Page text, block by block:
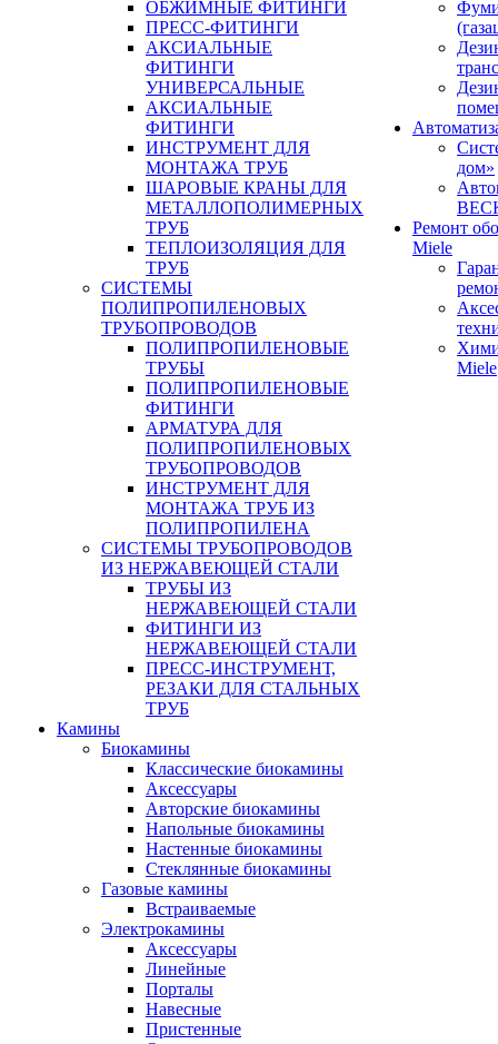
ОБЖИМНЫЕ ФИТИНГИ
ПРЕСС-ФИТИНГИ
АКСИАЛЬНЫЕ
ФИТИНГИ
УНИВЕРСАЛЬНЫЕ
АКСИАЛЬНЫЕ
ФИТИНГИ
ИНСТРУМЕНТ ДЛЯ
МОНТАЖА ТРУБ
ШАРОВЫЕ КРАНЫ ДЛЯ
МЕТАЛЛОПОЛИМЕРНЫХ
ТРУБ
ТЕПЛОИЗОЛЯЦИЯ ДЛЯ
ТРУБ
СИСТЕМЫ
ПОЛИПРОПИЛЕНОВЫХ
ТРУБОПРОВОДОВ
ПОЛИПРОПИЛЕНОВЫЕ
ТРУБЫ
ПОЛИПРОПИЛЕНОВЫЕ
ФИТИНГИ
АРМАТУРА ДЛЯ
ПОЛИПРОПИЛЕНОВЫХ
ТРУБОПРОВОДОВ
ИНСТРУМЕНТ ДЛЯ
МОНТАЖА ТРУБ ИЗ
ПОЛИПРОПИЛЕНА
СИСТЕМЫ ТРУБОПРОВОДОВ
ИЗ НЕРЖАВЕЮЩЕЙ СТАЛИ
ТРУБЫ ИЗ
НЕРЖАВЕЮЩЕЙ СТАЛИ
ФИТИНГИ ИЗ
НЕРЖАВЕЮЩЕЙ СТАЛИ
ПРЕСС-ИНСТРУМЕНТ,
РЕЗАКИ ДЛЯ СТАЛЬНЫХ
ТРУБ
Камины
Биокамины
Классические биокамины
Аксессуары
Авторские биокамины
Напольные биокамины
Настенные биокамины
Стеклянные биокамины
Газовые камины
Встраиваемые
Электрокамины
Аксессуары
Линейные
Порталы
Навесные
Пристенные
дом»
Ремонт
Miele
Miele